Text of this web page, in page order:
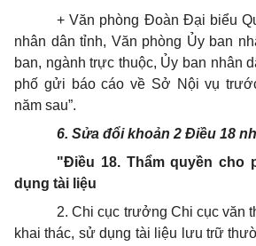
+ Văn phòng Đoàn Đại biểu
nhân dân tỉnh, Văn phòng Ủy ban
ban, ngành trực thuộc, Ủy ban nhân
phố gửi báo cáo về Sở Nội vụ
năm sau”.
6. Sửa đổi khoản 2 Điều 18
"Điều 18. Thẩm quyền cho
dụng tài liệu
2. Chi cục trưởng Chi cục văn
khai thác, sử dụng tài liệu lưu trữ